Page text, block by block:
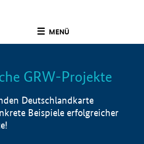
MENÜ
Info
GRW-Projekte
Deutschlandkarte
Beispiele erfolgreicher